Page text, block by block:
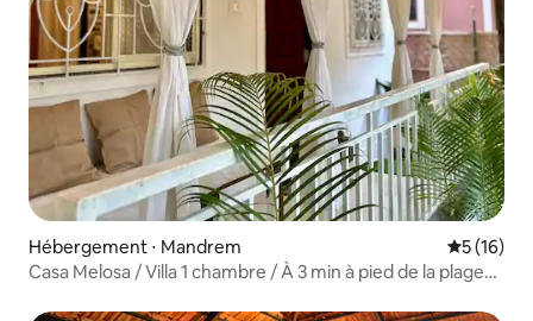
Hébergement ⋅ Mandrem
5 (16)
Casa Melosa / Villa 1 chambre / À 3 min à pied de la plage